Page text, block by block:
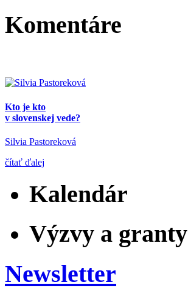
Komentáre
Kto je kto
v slovenskej vede?
Silvia Pastoreková
čítať ďalej
Kalendár
Výzvy a granty
Newsletter